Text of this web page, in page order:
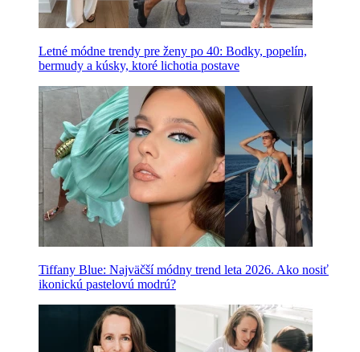
Letné módne trendy pre ženy po 40: Bodky, popelín,
bermudy a kúsky, ktoré lichotia postave
Tiffany Blue: Najväčší módny trend leta 2026. Ako nosiť
ikonickú pastelovú modrú?